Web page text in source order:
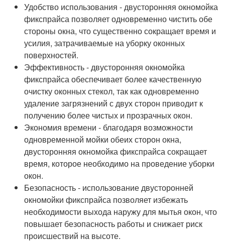
Удобство использования - двусторонняя окномойка
фикспрайса позволяет одновременно чистить обе
стороны окна, что существенно сокращает время и
усилия, затрачиваемые на уборку оконных
поверхностей.
Эффективность - двусторонняя окномойка
фикспрайса обеспечивает более качественную
очистку оконных стекол, так как одновременно
удаление загрязнений с двух сторон приводит к
получению более чистых и прозрачных окон.
Экономия времени - благодаря возможности
одновременной мойки обеих сторон окна,
двусторонняя окномойка фикспрайса сокращает
время, которое необходимо на проведение уборки
окон.
Безопасность - использование двусторонней
окномойки фикспрайса позволяет избежать
необходимости выхода наружу для мытья окон, что
повышает безопасность работы и снижает риск
происшествий на высоте.